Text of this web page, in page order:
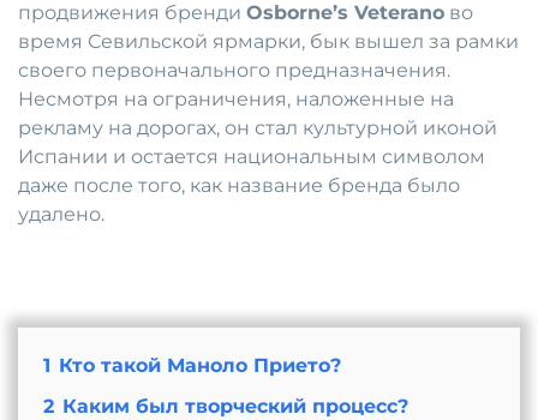
продвижения бренди Osborne’s Veterano во
время Севильской ярмарки, бык вышел за рамки
своего первоначального предназначения.
Несмотря на ограничения, наложенные на
рекламу на дорогах, он стал культурной иконой
Испании и остается национальным символом
даже после того, как название бренда было
удалено.
1 Кто такой Маноло Прието?
2 Каким был творческий процесс?